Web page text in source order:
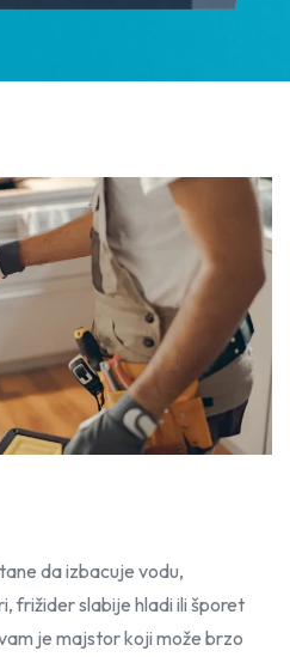
da izbacuje vodu,
frižider slabije hladi ili šporet
je majstor koji može brzo